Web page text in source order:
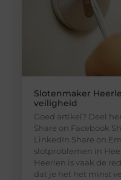
Slotenmaker
veiligheid
Goed artikel? Deel
Share on Facebook
LinkedIn Share on
slotproblemen in
Heerlen is vaak de
dat je het het minst